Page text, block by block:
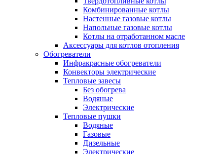
Комбинированные котлы
Настенные газовые котлы
Напольные газовые котлы
Котлы на отработанном масле
Аксессуары для котлов отопления
Обогреватели
Инфракрасные обогреватели
Конвекторы электрические
Тепловые завесы
Без обогрева
Водяные
Электрические
Тепловые пушки
Водяные
Газовые
Дизельные
Электрические